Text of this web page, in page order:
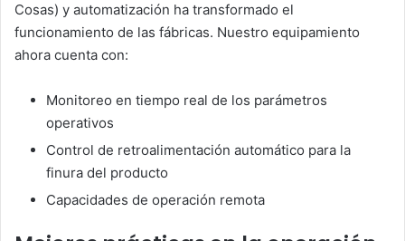
Cosas) y automatización ha transformado el
funcionamiento de las fábricas. Nuestro equipamiento
ahora cuenta con:
Monitoreo en tiempo real de los parámetros
operativos
Control de retroalimentación automático para la
finura del producto
Capacidades de operación remota